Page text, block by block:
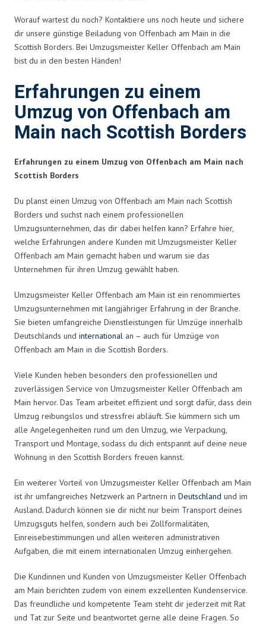
Worauf wartest du noch? Kontaktiere uns noch heute und sichere
dir unsere günstige Beiladung von Offenbach am Main in die
Scottish Borders. Bei Umzugsmeister Keller Offenbach am Main
bist du in den besten Händen!
Erfahrungen zu einem
Umzug von Offenbach am
Main nach Scottish Borders
Erfahrungen zu einem Umzug von Offenbach am Main nach
Scottish Borders
Du planst einen Umzug von Offenbach am Main nach Scottish
Borders und suchst nach einem professionellen
Umzugsunternehmen, das dir dabei helfen kann? Erfahre hier,
welche Erfahrungen andere Kunden mit Umzugsmeister Keller
Offenbach am Main gemacht haben und warum sie das
Unternehmen für ihren Umzug gewählt haben.
Umzugsmeister Keller Offenbach am Main ist ein renommiertes
Umzugsunternehmen mit langjähriger Erfahrung in der Branche.
Sie bieten umfangreiche Dienstleistungen für Umzüge innerhalb
Deutschlands und international an – auch für Umzüge von
Offenbach am Main in die Scottish Borders.
Viele Kunden heben besonders den professionellen und
zuverlässigen Service von Umzugsmeister Keller Offenbach am
Main hervor. Das Team arbeitet effizient und sorgt dafür, dass dein
Umzug reibungslos und stressfrei abläuft. Sie kümmern sich um
alle Angelegenheiten rund um den Umzug, wie Verpackung,
Transport und Montage, sodass du dich entspannt auf deine neue
Wohnung in den Scottish Borders freuen kannst.
Ein weiterer Vorteil von Umzugsmeister Keller Offenbach am Main
ist ihr umfangreiches Netzwerk an Partnern in Deutschland und im
Ausland. Dadurch können sie dir nicht nur beim Transport deines
Umzugsguts helfen, sondern auch bei Zollformalitäten,
Einreisebestimmungen und allen weiteren administrativen
Aufgaben, die mit einem internationalen Umzug einhergehen.
Die Kundinnen und Kunden von Umzugsmeister Keller Offenbach
am Main berichten zudem von einem exzellenten Kundenservice.
Das freundliche und kompetente Team steht dir jederzeit mit Rat
und Tat zur Seite und beantwortet gerne alle deine Fragen. So